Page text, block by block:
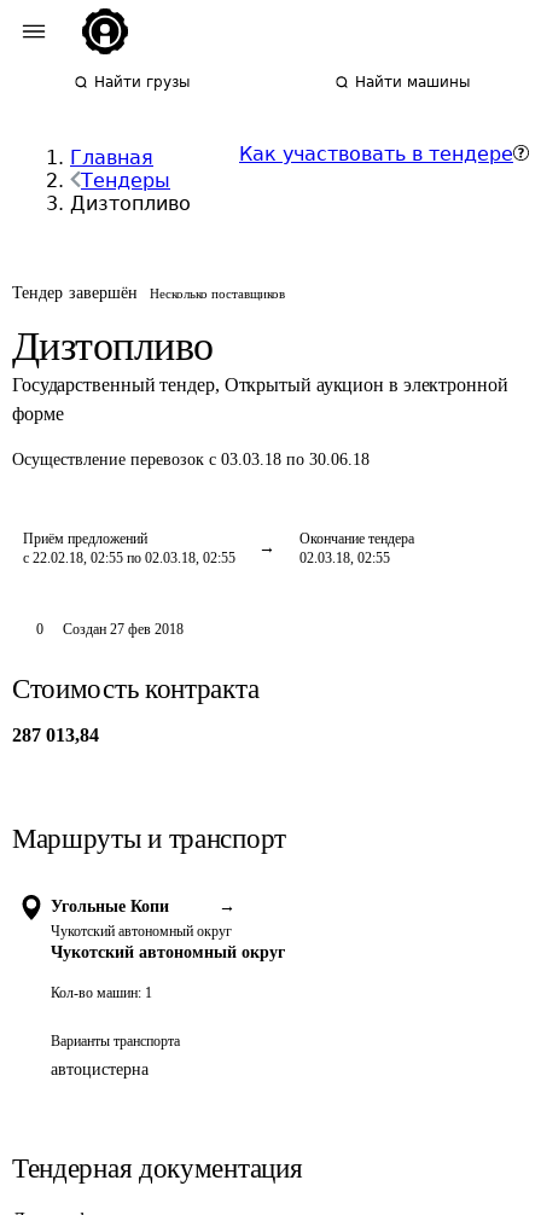
Найти грузы Найти машины
Главная
Тендеры
Дизтопливо
Как участвовать в тендере
Тендер завершён Несколько поставщиков
Дизтопливо
Государственный тендер, Открытый аукцион в электронной
форме
Осуществление перевозок с 03.03.18 по 30.06.18
Приём предложений
с 22.02.18, 02:55 по 02.03.18, 02:55
Окончание тендера
02.03.18, 02:55
0 Создан 27 фев 2018
Стоимость контракта
287 013,84
Маршруты и транспорт
Угольные Копи →
Чукотский автономный округ
Чукотский автономный округ
Кол-во машин: 1
Варианты транспорта
автоцистерна
Тендерная документация